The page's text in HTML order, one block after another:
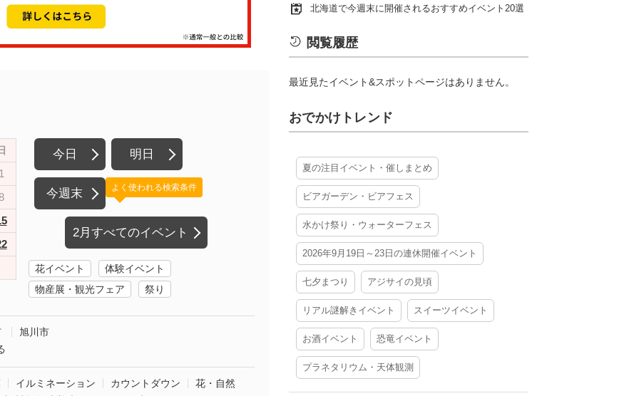
今日 明日
今週末
2月すべてのイベント
よく使われる検索条件
花イベント
体験イベント
物産展・観光フェア
祭り
旭川市
イルミネーション カウントダウン
花・自然
北海道で今週末に開催されるおすすめイベント20選
閲覧履歴
最近見たイベント&スポットページはありません。
おでかけトレンド
夏の注目イベント・催しまとめ
ビアガーデン・ビアフェス
水かけ祭り・ウォーターフェス
2026年9月19日～23日の連休開催イベント
七夕まつり アジサイの見頃
リアル謎解きイベント スイーツイベント
お酒イベント 恐竜イベント
プラネタリウム・天体観測